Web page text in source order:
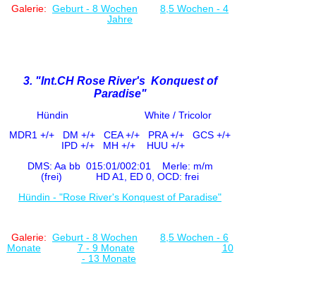
Galerie: Geburt - 8 Wochen
8,5 Wochen - 4
Jahre
3. "Int.CH Rose River's Konquest of
Paradise"
Hündin White / Tricolor
MDR1 +/+
DM +/+ CEA +/+
PRA +/+ GCS +/+
IPD +/+MH +/+ HUU +/+
DMS: Aa bb 015:01/002:01
Merle: m/m
(frei)
HD A1, ED 0, OCD: frei
Hündin - "Rose River's Konquest of Paradise"
Galerie: Geburt - 8 Wochen
8,5 Wochen - 6
Monate
7 - 9 Monate
10
- 13 Monate